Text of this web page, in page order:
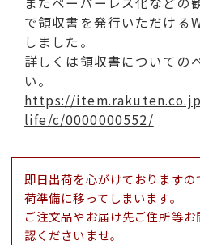
で領収書を発行いただける
しました。
詳しくは領収書についての
い。
https://
life/c/0000000552/
即日出荷を心がけております
荷準備に移ってしまいます。
ご注文品やお届け先ご住所等
認くださいませ。